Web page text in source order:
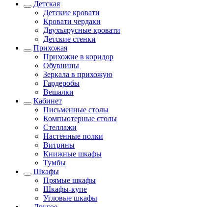
Детская
Детские кровати
Кровати чердаки
Двухъярусные кровати
Детские стенки
Прихожая
Прихожие в коридор
Обувницы
Зеркала в прихожую
Гардеробы
Вешалки
Кабинет
Письменные столы
Компьютерные столы
Стеллажи
Настенные полки
Витрины
Книжные шкафы
Тумбы
Шкафы
Прямые шкафы
Шкафы-купе
Угловые шкафы